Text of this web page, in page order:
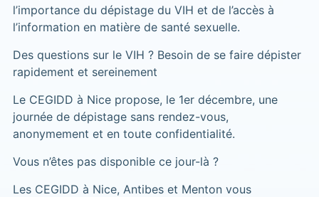
l’importance du dépistage du VIH et de l’accès à
l’information en matière de santé sexuelle.
Des questions sur le VIH ? Besoin de se faire dépister
rapidement et sereinement
Le CEGIDD à Nice propose, le 1er décembre, une
journée de dépistage sans rendez-vous,
anonymement et en toute confidentialité.
Vous n’êtes pas disponible ce jour-là ?
Les CEGIDD à Nice, Antibes et Menton vous